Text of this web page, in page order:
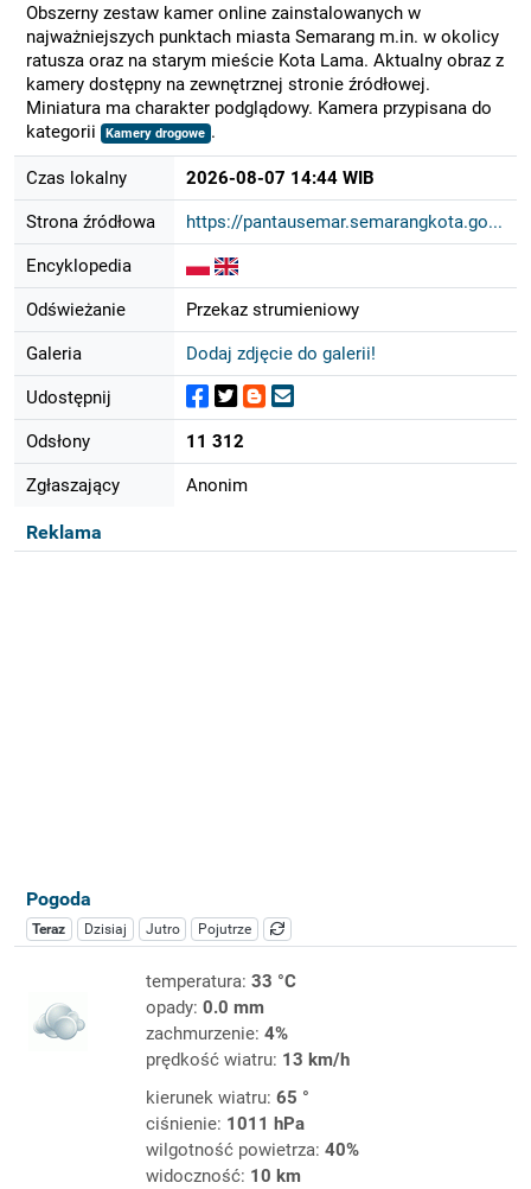
Obszerny zestaw kamer online zainstalowanych w
najważniejszych punktach miasta Semarang m.in. w okolicy
ratusza oraz na starym mieście Kota Lama. Aktualny obraz z
kamery dostępny na zewnętrznej stronie źródłowej.
Miniatura ma charakter podglądowy. Kamera przypisana do
kategorii
Kamery drogowe .
Czas lokalny 2026-08-07 14:44 WIB
Strona źródłowa https://pantausemar.semarangkota.go...
Encyklopedia
Odświeżanie Przekaz strumieniowy
Galeria Dodaj zdjęcie do galerii!
Udostępnij
Odsłony 11 312
Zgłaszający Anonim
Reklama
Pogoda
Teraz Dzisiaj Jutro Pojutrze
temperatura: 33 °C
opady: 0.0 mm
zachmurzenie: 4%
prędkość wiatru: 13 km/h
kierunek wiatru: 65 °
ciśnienie: 1011 hPa
wilgotność powietrza: 40%
widoczność: 10 km